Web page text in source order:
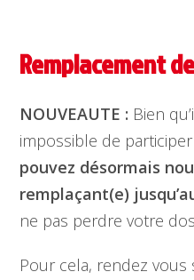
Remplacement
NOUVEAUTE : Bien
impossible de
pouvez désormais
remplaçant(e)
ne pas perdre votre
Pour cela, rendez vous